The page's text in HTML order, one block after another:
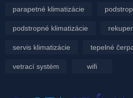
parapetné klimatizácie
podstropné klimatizácie
servis klimatizácie tepelné
vetrací systém wifi